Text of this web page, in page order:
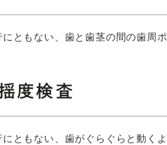
ともない、歯と歯茎の間の歯周
度検査
ともない、歯がぐらぐらと動く